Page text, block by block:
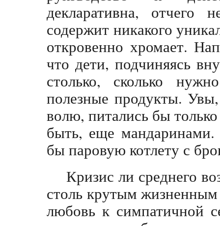
декларативна, отчего
содержит никакого
откровенно хромает.
что дети, подчиняясь
столько, сколько
полезные продукты.
волю, питались бы
быть, еще
бы паровую котлету с
Кризис ли среднего
столь крутым
любовь к симпатичной